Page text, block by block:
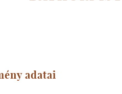
adatai